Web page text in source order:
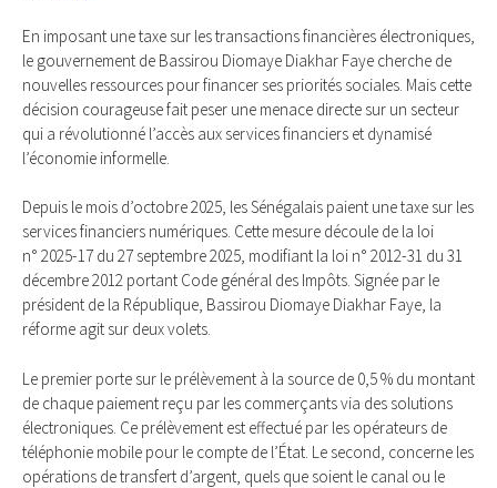
En imposant une taxe sur les transactions financières électroniques,
le gouvernement de Bassirou Diomaye Diakhar Faye cherche de
nouvelles ressources pour financer ses priorités sociales. Mais cette
décision courageuse fait peser une menace directe sur un secteur
qui a révolutionné l’accès aux services financiers et dynamisé
l’économie informelle.
Depuis le mois d’octobre 2025, les Sénégalais paient une taxe sur les
services financiers numériques. Cette mesure découle de la loi
n° 2025-17 du 27 septembre 2025, modifiant la loi n° 2012-31 du 31
décembre 2012 portant Code général des Impôts. Signée par le
président de la République, Bassirou Diomaye Diakhar Faye, la
réforme agit sur deux volets.
Le premier porte sur le prélèvement à la source de 0,5 % du montant
de chaque paiement reçu par les commerçants via des solutions
électroniques. Ce prélèvement est effectué par les opérateurs de
téléphonie mobile pour le compte de l’État. Le second, concerne les
opérations de transfert d’argent, quels que soient le canal ou le